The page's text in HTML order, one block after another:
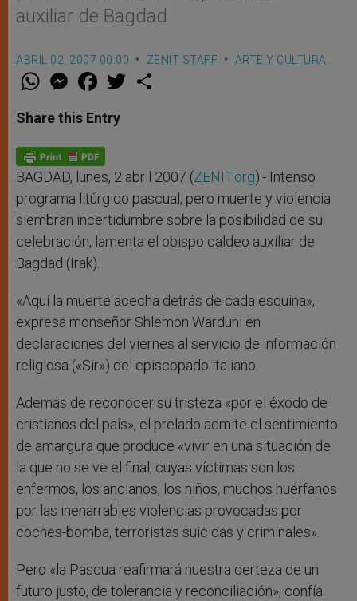
auxiliar de Bagdad
ABRIL 02, 2007 00:00 ZENIT STAFF ARTE Y CULTURA
W
t
s
p
p
M
e
s
e
g
e
F
a
e
b
o
k
w
Share this Entry
BAGDAD, lunes, 2 abril 2007 (ZENIT.org).- Intenso
programa litúrgico pascual, pero muerte y violencia
siembran incertidumbre sobre la posibilidad de su
celebración, lamenta el obispo caldeo auxiliar de
Bagdad (Irak).
«Aquí la muerte acecha detrás de cada esquina»,
expresa monseñor Shlemon Warduni en
declaraciones del viernes al servicio de información
religiosa («Sir») del episcopado italiano.
Además de reconocer su tristeza «por el éxodo de
cristianos del país», el prelado admite el sentimiento
de amargura que produce «vivir en una situación de
la que no se ve el final, cuyas víctimas son los
enfermos, los ancianos, los niños, muchos huérfanos
por las inenarrables violencias provocadas por
coches-bomba, terroristas suicidas y criminales».
Pero «la Pascua reafirmará nuestra certeza de un
futuro justo, de tolerancia y reconciliación», confía.